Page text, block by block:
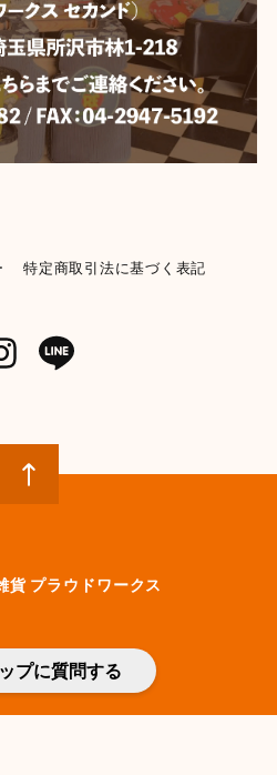
特定商取引法に基づく表記
貨 プラウドワークス
プに質問する